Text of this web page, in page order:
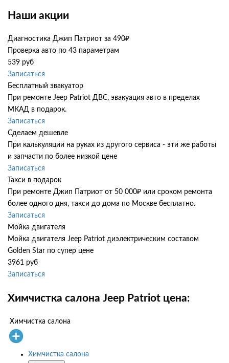
Наши акции
Диагностика Джип Патриот за 490₽
Проверка авто по 43 параметрам
539 руб
Записаться
Бесплатный эвакуатор
При ремонте Jeep Patriot ДВС, эвакуация авто в пределах
МКАД в подарок.
Записаться
Сделаем дешевле
При калькуляции на руках из другого сервиса - эти же работы
и запчасти по более низкой цене
Записаться
Такси в подарок
При ремонте Джип Патриот от 50 000₽ или сроком ремонта
более одного дня, такси до дома по Москве бесплатно.
Записаться
Мойка двигателя
Мойка двигателя Jeep Patriot диэлектрическим составом
Golden Star по супер цене
3961 руб
Записаться
Химчистка салона Jeep Patriot цена:
Химчистка салона
Химчистка салона